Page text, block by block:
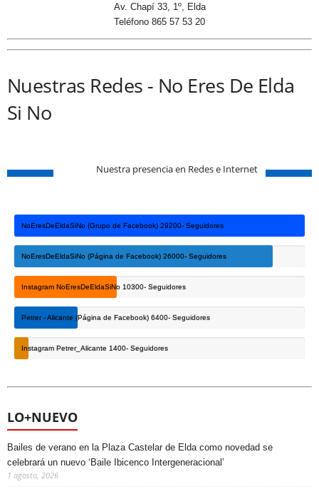
Av. Chapí 33, 1º, Elda
Teléfono 865 57 53 20
Nuestras Redes - No Eres De Elda
Si No
Nuestra presencia en Redes e Internet
NoEresDeEldaSiNo (Grupo de Facebook)29200- Seguidores
NoEresDeEldaSiNo (Página de Facebook)26000- Seguidores
Instagram NoEresDeEldaSiNo 10300- Seguidores
Petrer - Alicante (Página de Facebook)6400- Seguidores
Instagram Petrer_Alicante 1400- Seguidores
LO+NUEVO
Bailes de verano en la Plaza Castelar de Elda como novedad se
celebrará un nuevo ‘Baile Ibicenco Intergeneracional’
1 agosto, 2026